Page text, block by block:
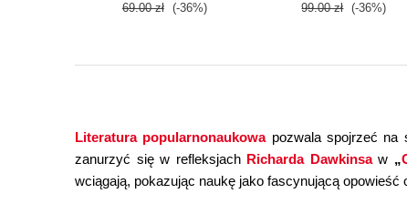
69.00 zł (-36%) 99.00 zł (-36%)
Literatura popularnonaukowapozwala spojrzeć na
zanurzyć się w refleksjach Richarda Dawkinsaw „
wciągają, pokazując naukę jako fascynującą